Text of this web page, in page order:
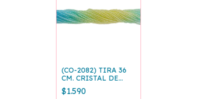
(CO-2082) TIRA 36
CM. CRISTAL DE
ROCA ARCOIRIS 2
MM
$1.590